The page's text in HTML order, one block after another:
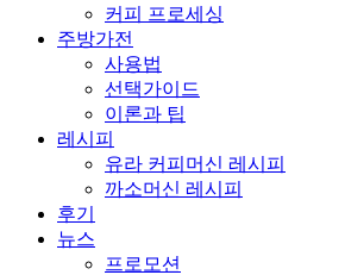
까
신
커피 프로세싱
주방가전
사용법
선택가이드
이론과 팁
레시피
유라 커피머신 레시피
까소머신 레시피
후기
뉴스
프로모션